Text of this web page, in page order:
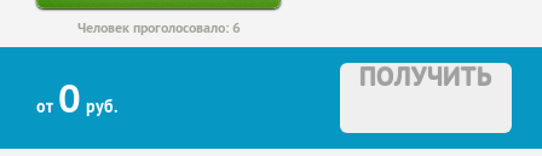
Человек проголосовало: 6
от 0 руб.
ПОЛУЧИТЬ